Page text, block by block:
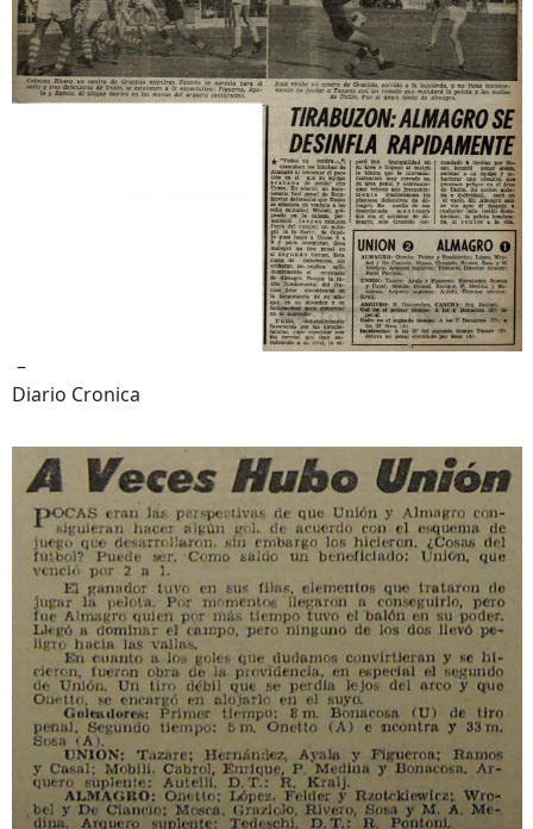
–
Diario Cronica